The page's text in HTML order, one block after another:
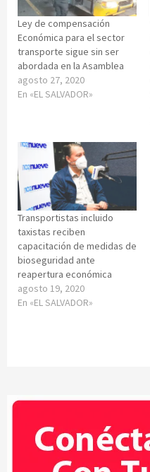
Ley de compensación
Económica para el sector
transporte sigue sin ser
abordada en la Asamblea
agosto 27, 2020
En «EL SALVADOR»
Transportistas incluido
taxistas reciben
capacitación de medidas de
bioseguridad ante
reapertura económica
agosto 19, 2020
En «EL SALVADOR»